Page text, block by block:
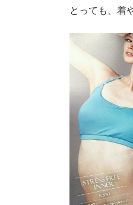
とっても、着